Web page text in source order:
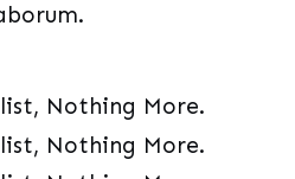
Nothing More.
Nothing More.